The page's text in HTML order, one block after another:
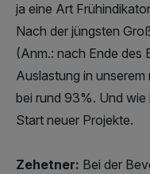
ja eine Art
Nach der jüngsten
(Anm.: nach Ende des
Auslastung in
bei rund 93%. Und wie
Start neuer Projekte.
Zehetner: Bei der